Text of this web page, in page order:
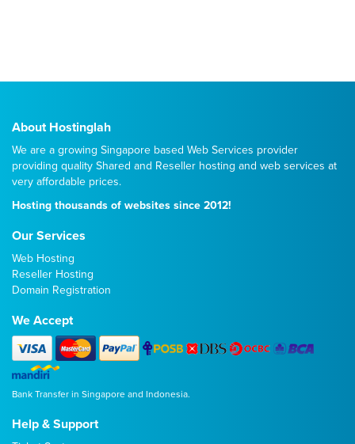
About Hostinglah
We are a growing Singapore based Web Services provider
providing quality Shared and Reseller hosting and web services at
very affordable prices.
Hosting thousands of websites since 2012!
Our Services
Web Hosting
Reseller Hosting
Domain Registration
We Accept
Bank Transfer in Singapore and Indonesia.
Help & Support